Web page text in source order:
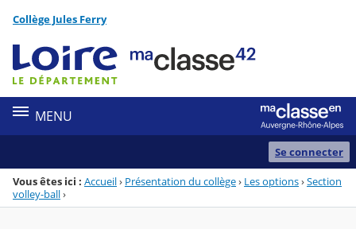
Menu de la rubrique
Contenu
Collège Jules Ferry
MENU
Se connecter
Vous êtes ici : Accueil› Présentation du collège› Les options›Section
volley-ball›